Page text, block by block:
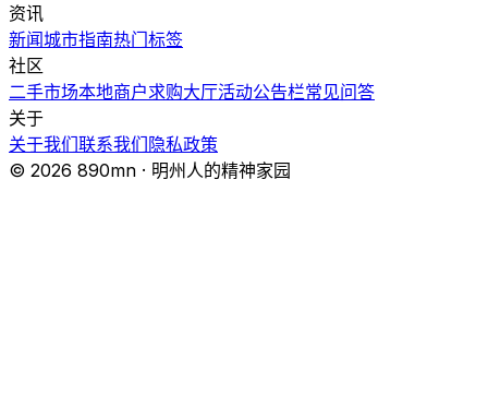
资讯
新闻城市指南热门标签
社区
二手市场本地商户求购大厅活动公告栏常见问答
关于
关于我们联系我们 隐私政策
© 2026 890mn · 明州人的精神家园